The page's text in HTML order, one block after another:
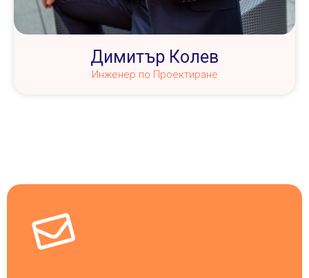
Димитър Колев
Инженер по Проектиране